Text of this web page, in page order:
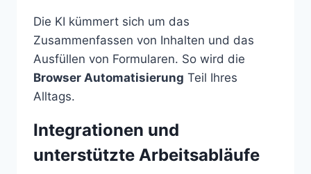
Die KI kümmert sich um das
Zusammenfassen von Inhalten und das
Ausfüllen von Formularen. So wird die
Browser Automatisierung Teil Ihres
Alltags.
Integrationen und
unterstützte Arbeitsabläufe